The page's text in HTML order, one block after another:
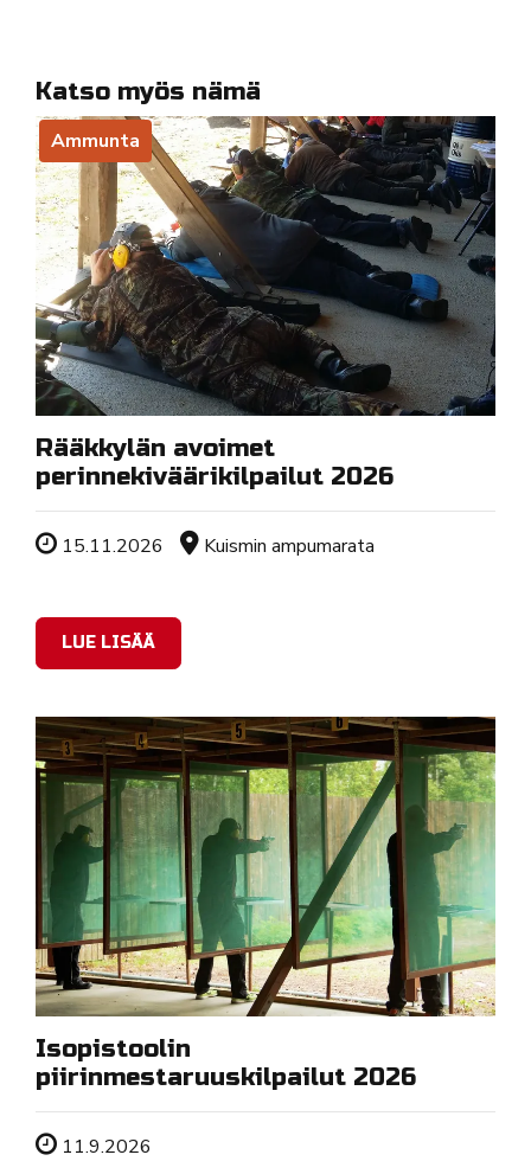
Katso myös nämä
Ammunta
Rääkkylän avoimet
perinnekiväärikilpailut 2026
Tapahtuman ajankohta
15.11.2026 Sijainti
Kuismin ampumarata
LUE LISÄÄ
Isopistoolin
piirinmestaruuskilpailut 2026
Tapahtuman ajankohta
11.9.2026